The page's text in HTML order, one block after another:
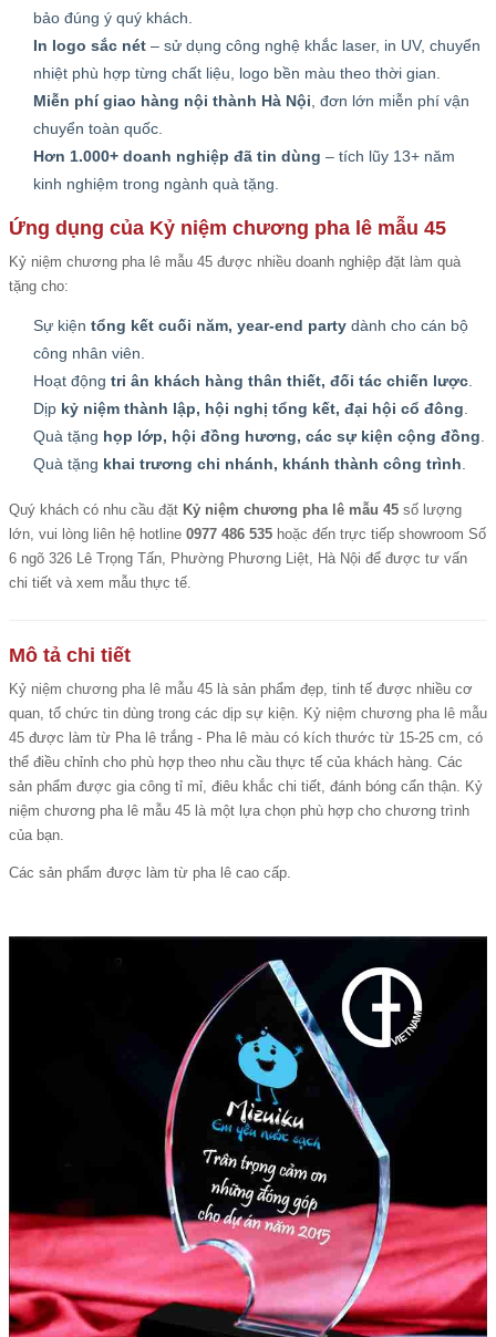
bảo đúng ý quý khách.
In logo sắc nét – sử dụng công nghệ khắc laser, in UV, chuyển
nhiệt phù hợp từng chất liệu, logo bền màu theo thời gian.
Miễn phí giao hàng nội thành Hà Nội , đơn lớn miễn phí vận
chuyển toàn quốc.
Hơn 1.000+ doanh nghiệp đã tin dùng – tích lũy 13+ năm
kinh nghiệm trong ngành quà tặng.
Ứng dụng của Kỷ niệm chương pha lê mẫu 45
Kỷ niệm chương pha lê mẫu 45 được nhiều doanh nghiệp đặt làm quà
tặng cho:
Sự kiện tổng kết cuối năm, year-end party dành cho cán bộ
công nhân viên.
Hoạt động tri ân khách hàng thân thiết, đối tác chiến lược
Dịp kỷ niệm thành lập, hội nghị tổng kết, đại hội cổ đông
Quà tặng họp lớp, hội đồng hương, các sự kiện cộng đồng
Quà tặng khai trương chi nhánh, khánh thành công trình
Quý khách có nhu cầu đặt Kỷ niệm chương pha lê mẫu 45 số lượng
lớn, vui lòng liên hệ hotline 0977 486 535 hoặc đến trực tiếp showroom Số
6 ngõ 326 Lê Trọng Tấn, Phường Phương Liệt, Hà Nội để được tư vấn
chi tiết và xem mẫu thực tế.
Mô tả chi tiết
Kỷ niệm chương pha lê mẫu 45 là sản phẩm đẹp, tinh tế được nhiều cơ
quan, tổ chức tin dùng trong các dịp sự kiện. Kỷ niệm chương pha lê mẫu
45 được làm từ Pha lê trắng - Pha lê màu có kích thước từ 15-25 cm, có
thể điều chỉnh cho phù hợp theo nhu cầu thực tế của khách hàng. Các
sản phẩm được gia công tỉ mỉ, điêu khắc chi tiết, đánh bóng cẩn thận. Kỷ
niệm chương pha lê mẫu 45 là một lựa chọn phù hợp cho chương trình
của bạn.
Các sản phẩm được làm từ pha lê cao cấp.